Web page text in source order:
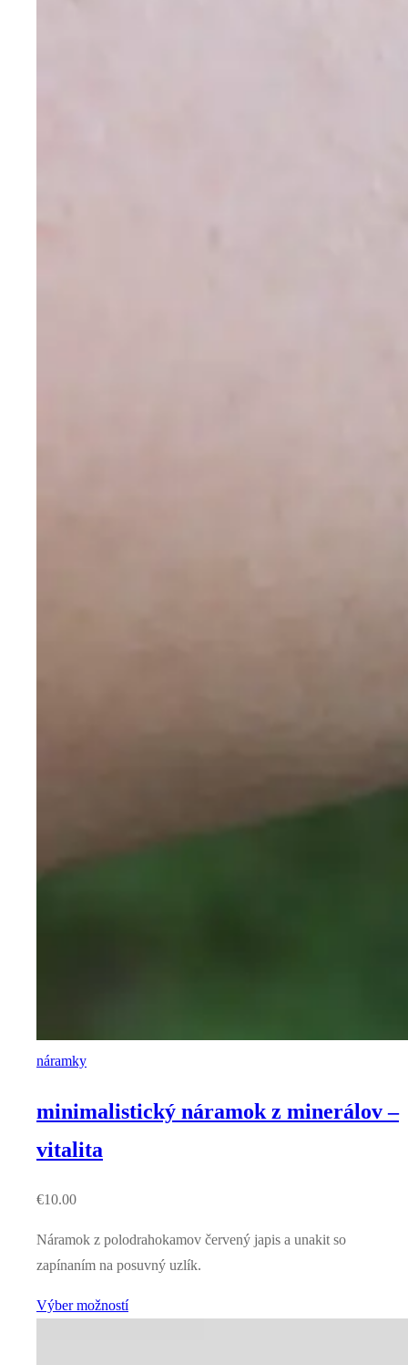
náramky
minimalistický náramok z minerálov –
vitalita
€10.00
Náramok z polodrahokamov červený japis a unakit so
zapínaním na posuvný uzlík.
Výber možností